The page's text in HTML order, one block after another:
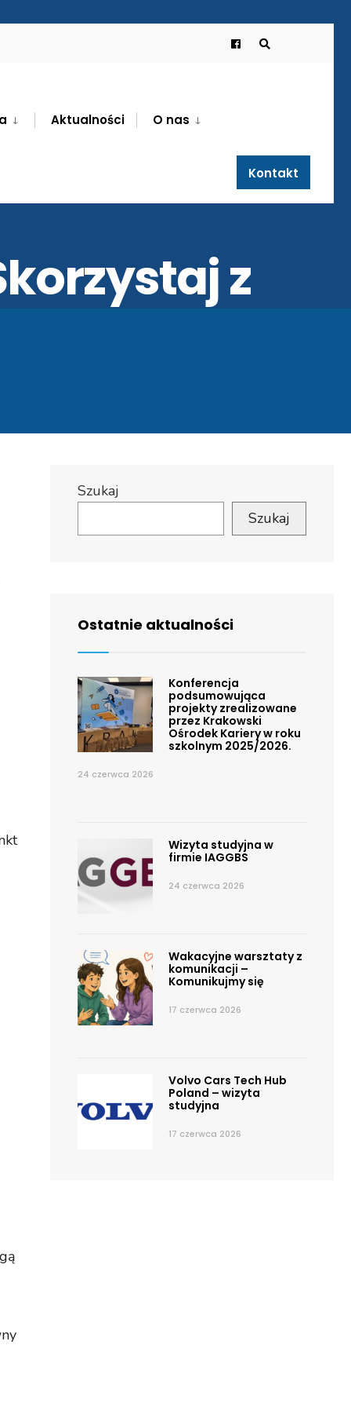
Aktualności O nas
Kontakt
z
Szukaj
Szukaj
Ostatnie aktualności
Konferencja
podsumowująca
projekty zrealizowane
przez Krakowski
Ośrodek Kariery w roku
szkolnym 2025/2026.
24 czerwca 2026
Wizyta studyjna w
firmie IAGGBS
24 czerwca 2026
Wakacyjne warsztaty z
komunikacji –
Komunikujmy się
17 czerwca 2026
Volvo Cars Tech Hub
Poland – wizyta
studyjna
17 czerwca 2026